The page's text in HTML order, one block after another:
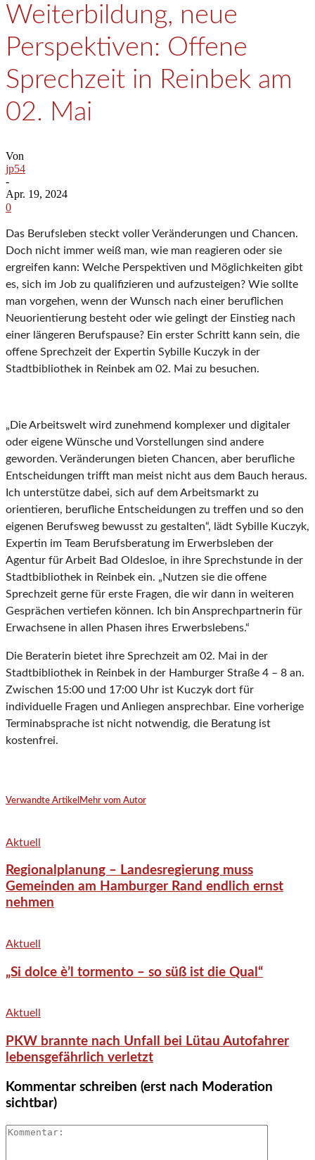
Weiterbildung, neue
Perspektiven: Offene
Sprechzeit in Reinbek am
02. Mai
Von
jp54
-
Apr. 19, 2024
0
Das Berufsleben steckt voller Veränderungen und Chancen.
Doch nicht immer weiß man, wie man reagieren oder sie
ergreifen kann: Welche Perspektiven und Möglichkeiten gibt
es, sich im Job zu qualifizieren und aufzusteigen? Wie sollte
man vorgehen, wenn der Wunsch nach einer beruflichen
Neuorientierung besteht oder wie gelingt der Einstieg nach
einer längeren Berufspause? Ein erster Schritt kann sein, die
offene Sprechzeit der Expertin Sybille Kuczyk in der
Stadtbibliothek in Reinbek am 02. Mai zu besuchen.
„Die Arbeitswelt wird zunehmend komplexer und digitaler
oder eigene Wünsche und Vorstellungen sind andere
geworden. Veränderungen bieten Chancen, aber berufliche
Entscheidungen trifft man meist nicht aus dem Bauch heraus.
Ich unterstütze dabei, sich auf dem Arbeitsmarkt zu
orientieren, berufliche Entscheidungen zu treffen und so den
eigenen Berufsweg bewusst zu gestalten“, lädt Sybille Kuczyk,
Expertin im Team Berufsberatung im Erwerbsleben der
Agentur für Arbeit Bad Oldesloe, in ihre Sprechstunde in der
Stadtbibliothek in Reinbek ein. „Nutzen sie die offene
Sprechzeit gerne für erste Fragen, die wir dann in weiteren
Gesprächen vertiefen können. Ich bin Ansprechpartnerin für
Erwachsene in allen Phasen ihres Erwerbslebens.“
Die Beraterin bietet ihre Sprechzeit am 02. Mai in der
Stadtbibliothek in Reinbek in der Hamburger Straße 4 – 8 an.
Zwischen 15:00 und 17:00 Uhr ist Kuczyk dort für
individuelle Fragen und Anliegen ansprechbar. Eine vorherige
Terminabsprache ist nicht notwendig, die Beratung ist
kostenfrei.
Verwandte Artikel Mehr vom Autor
Aktuell
Regionalplanung – Landesregierung muss
Gemeinden am Hamburger Rand endlich ernst
nehmen
Aktuell
„Si dolce è’l tormento – so süß ist die Qual“
Aktuell
PKW brannte nach Unfall bei Lütau Autofahrer
lebensgefährlich verletzt
Kommentar schreiben (erst nach Moderation
sichtbar)